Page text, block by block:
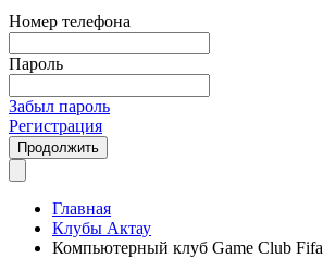
Номер телефона
Пароль
Забыл пароль
Регистрация
Продолжить
Главная
Клубы Актау
Компьютерный клуб Game Club Fifa